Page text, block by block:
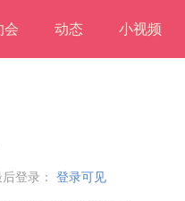
会 动态 小视频
登录： 登录可见